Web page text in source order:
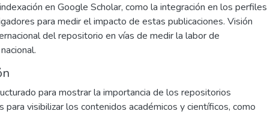
en Google Scholar, como la integración en los perfiles
para medir el impacto de estas publicaciones. Visión
del repositorio en vías de medir la labor de
para mostrar la importancia de los repositorios
para visibilizar los contenidos académicos y científicos, como